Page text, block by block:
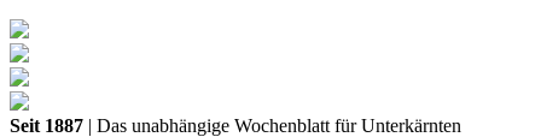
Seit 1887 | Das unabhängige Wochenblatt für Unterkärnten